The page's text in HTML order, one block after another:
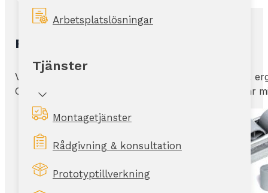
Arbetsplatslösningar
Tjänster
Montagetjänster
Rådgivning & konsultation
Prototyptillverkning
Rullskenor för lådor och kartonger
Våra rullskenor är utvecklade för att skapa smidiga,
Genom att integrera rullskenor i era logistiklösningar